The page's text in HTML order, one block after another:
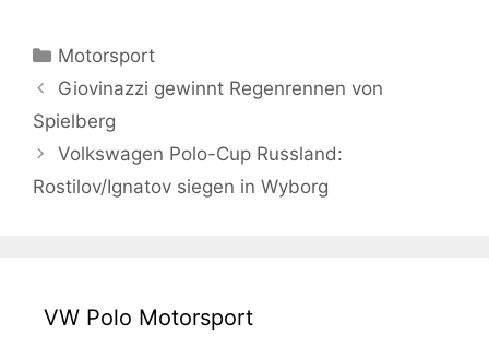
Kategorien
Motorsport
Giovinazzi gewinnt Regenrennen von
Spielberg
Volkswagen Polo-Cup Russland:
Rostilov/Ignatov siegen in Wyborg
VW Polo Motorsport